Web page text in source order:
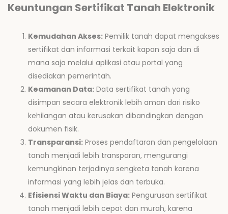
Keuntungan Sertifikat Tanah Elektronik
Kemudahan Akses: Pemilik tanah dapat mengakses
sertifikat dan informasi terkait kapan saja dan di
mana saja melalui aplikasi atau portal yang
disediakan pemerintah.
Keamanan Data: Data sertifikat tanah yang
disimpan secara elektronik lebih aman dari risiko
kehilangan atau kerusakan dibandingkan dengan
dokumen fisik.
Transparansi: Proses pendaftaran dan pengelolaan
tanah menjadi lebih transparan, mengurangi
kemungkinan terjadinya sengketa tanah karena
informasi yang lebih jelas dan terbuka.
Efisiensi Waktu dan Biaya: Pengurusan sertifikat
tanah menjadi lebih cepat dan murah, karena